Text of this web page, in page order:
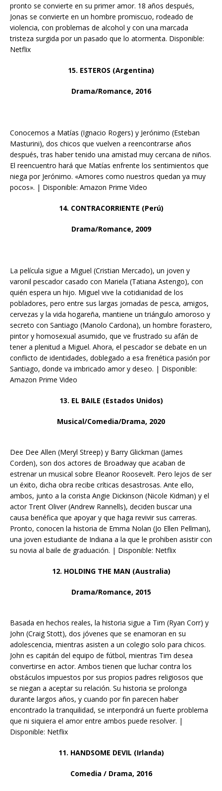
pronto se convierte en su primer amor. 18 años después,
Jonas se convierte en un hombre promiscuo, rodeado de
violencia, con problemas de alcohol y con una marcada
tristeza surgida por un pasado que lo atormenta. Disponible:
Netflix
15. ESTEROS (Argentina)
Drama/Romance, 2016
Conocemos a Matías (Ignacio Rogers) y Jerónimo (Esteban
Masturini), dos chicos que vuelven a reencontrarse años
después, tras haber tenido una amistad muy cercana de niños.
El reencuentro hará que Matías enfrente los sentimientos que
niega por Jerónimo. «Amores como nuestros quedan ya muy
pocos». | Disponible: Amazon Prime Video
14. CONTRACORRIENTE (Perú)
Drama/Romance, 2009
La película sigue a Miguel (Cristian Mercado), un joven y
varonil pescador casado con Mariela (Tatiana Astengo), con
quién espera un hijo. Miguel vive la cotidianidad de los
pobladores, pero entre sus largas jornadas de pesca, amigos,
cervezas y la vida hogareña, mantiene un triángulo amoroso y
secreto con Santiago (Manolo Cardona), un hombre forastero,
pintor y homosexual asumido, que ve frustrado su afán de
tener a plenitud a Miguel. Ahora, el pescador se debate en un
conflicto de identidades, doblegado a esa frenética pasión por
Santiago, donde va imbricado amor y deseo. | Disponible:
Amazon Prime Video
13. EL BAILE (Estados Unidos)
Musical/Comedia/Drama, 2020
Dee Dee Allen (Meryl Streep) y Barry Glickman (James
Corden), son dos actores de Broadway que acaban de
estrenar un musical sobre Eleanor Roosevelt. Pero lejos de ser
un éxito, dicha obra recibe críticas desastrosas. Ante ello,
ambos, junto a la corista Angie Dickinson (Nicole Kidman) y el
actor Trent Oliver (Andrew Rannells), deciden buscar una
causa benéfica que apoyar y que haga revivir sus carreras.
Pronto, conocen la historia de Emma Nolan (Jo Ellen Pellman),
una joven estudiante de Indiana a la que le prohiben asistir con
su novia al baile de graduación. | Disponible: Netflix
12. HOLDING THE MAN (Australia)
Drama/Romance, 2015
Basada en hechos reales, la historia sigue a Tim (Ryan Corr) y
John (Craig Stott), dos jóvenes que se enamoran en su
adolescencia, mientras asisten a un colegio solo para chicos.
John es capitán del equipo de fútbol, mientras Tim desea
convertirse en actor. Ambos tienen que luchar contra los
obstáculos impuestos por sus propios padres religiosos que
se niegan a aceptar su relación. Su historia se prolonga
durante largos años, y cuando por fin parecen haber
encontrado la tranquilidad, se interpondrá un fuerte problema
que ni siquiera el amor entre ambos puede resolver. |
Disponible: Netflix
11. HANDSOME DEVIL (Irlanda)
Comedia / Drama, 2016